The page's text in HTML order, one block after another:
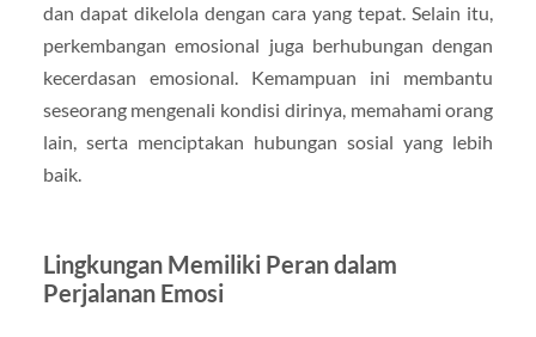
dan dapat dikelola dengan cara yang tepat. Selain itu,
perkembangan emosional juga berhubungan dengan
kecerdasan emosional. Kemampuan ini membantu
seseorang mengenali kondisi dirinya, memahami orang
lain, serta menciptakan hubungan sosial yang lebih
baik.
Lingkungan Memiliki Peran dalam
Perjalanan Emosi